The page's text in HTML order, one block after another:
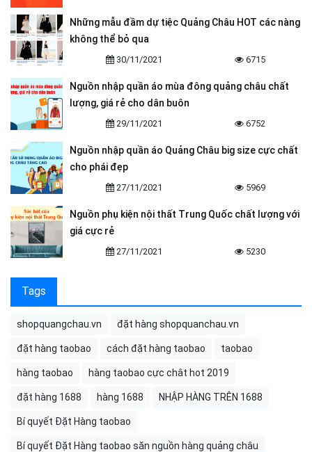
Những mẫu đầm dự tiệc Quảng Châu HOT các nàng
không thể bỏ qua
30/11/2021 6715
Nguồn nhập quần áo mùa đông quảng châu chất
lượng, giá rẻ cho dân buôn
29/11/2021 6752
Nguồn nhập quần áo Quảng Châu big size cực chất
cho phái đẹp
27/11/2021 5969
Nguồn phụ kiện nội thất Trung Quốc chất lượng với
giá cực rẻ
27/11/2021 5230
Tags
shopquangchau.vn đặt hàng shopquanchau.vn
đặt hàng taobao cách đặt hàng taobao taobao
hàng taobao hàng taobao cực chât hot 2019
đặt hàng 1688 hàng 1688 NHẬP HÀNG TRÊN 1688
Bí quyết Đặt Hàng taobao
Bí quyết Đặt Hàng taobao săn nguồn hàng quảng châu